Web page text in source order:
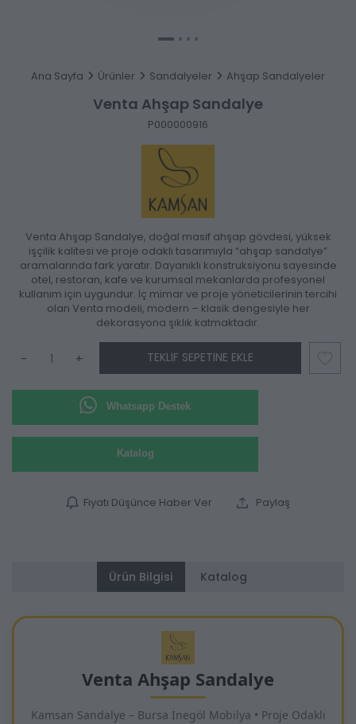
Ana Sayfa Ürünler Sandalyeler Ahşap Sandalyeler
Venta Ahşap Sandalye
P000000916
Venta Ahşap Sandalye, doğal masif ahşap gövdesi, yüksek
işçilik kalitesi ve proje odaklı tasarımıyla “ahşap sandalye”
aramalarında fark yaratır. Dayanıklı konstruk­siyonu sayesinde
otel, restoran, kafe ve kurumsal mekanlarda profesyonel
kullanım için uygundur. İç mimar ve proje yöneticilerinin tercihi
olan Venta modeli, modern – klasik dengesiyle her
dekorasyona şıklık katmaktadır.
- + TEKLIF SEPETINE EKLE
Whatsapp Destek
Katalog
Fiyatı Düşünce Haber Ver Paylaş
Ürün Bilgisi Katalog
Venta Ahşap Sandalye
Kamsan Sandalye – Bursa İnegöl Mobilya • Proje Odaklı